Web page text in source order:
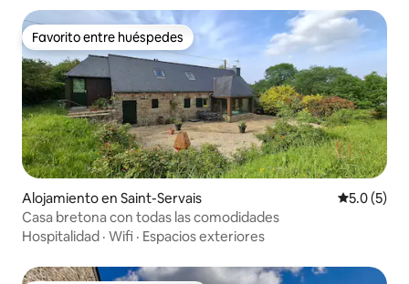
Favorito entre huéspedes
Favorito entre huéspedes
Alojamiento en Saint-Servais
5.0 (5)
Casa bretona con todas las comodidades
Hospitalidad · Wifi · Espacios exteriores